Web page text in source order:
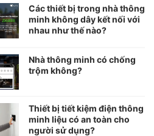
Các thiết bị trong nhà thông
minh không dây kết nối với
nhau như thế nào?
Nhà thông minh có chống
trộm không?
Thiết bị tiết kiệm điện thông
minh liệu có an toàn cho
người sử dụng?